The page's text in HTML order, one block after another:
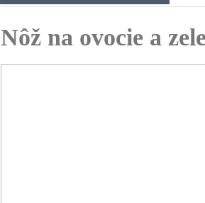
Sady nožov 9
Nôž na ovocie a